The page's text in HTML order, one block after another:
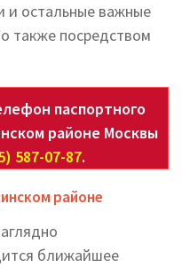
и остальные важные
также посредством
паспортного
районе Москвы
587-07-87.
районе
ближайшее